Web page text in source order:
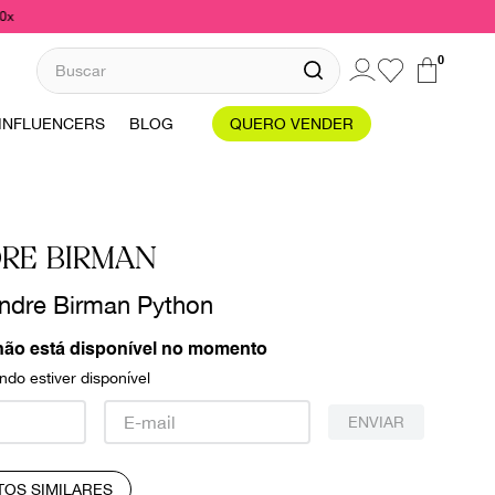
Buscar 0
INFLUENCERS BLOG QUERO VENDER
BIRMAN
Birman Python
está disponível no momento
estiver disponível
ENVIAR
SIMILARES